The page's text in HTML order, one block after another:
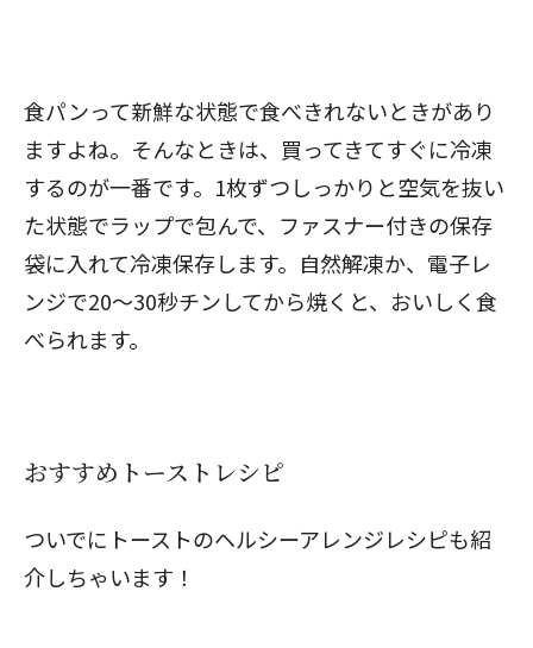
食パンって新鮮な状態で食べきれないときがあり
ますよね。そんなときは、買ってきてすぐに冷凍
するのが一番です。1枚ずつしっかりと空気を抜い
た状態でラップで包んで、ファスナー付きの保存
袋に入れて冷凍保存します。自然解凍か、電子レ
ンジで20～30秒チンしてから焼くと、おいしく食
べられます。
おすすめトーストレシピ
ついでにトーストのヘルシーアレンジレシピも紹
介しちゃいます！